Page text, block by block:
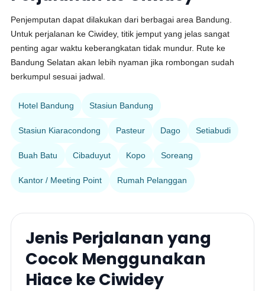
Penjemputan dapat dilakukan dari berbagai area Bandung.
Untuk perjalanan ke Ciwidey, titik jemput yang jelas sangat
penting agar waktu keberangkatan tidak mundur. Rute ke
Bandung Selatan akan lebih nyaman jika rombongan sudah
berkumpul sesuai jadwal.
Hotel Bandung Stasiun Bandung
Stasiun Kiaracondong Pasteur Dago Setiabudi
Buah Batu Cibaduyut Kopo Soreang
Kantor / Meeting Point Rumah Pelanggan
Jenis Perjalanan yang
Cocok Menggunakan
Hiace ke Ciwidey